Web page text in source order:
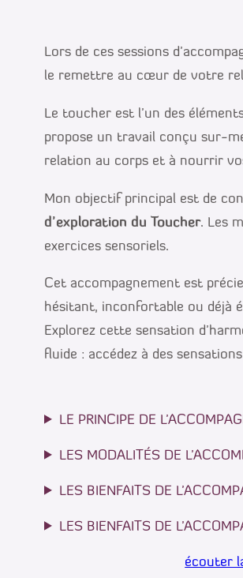
Lors de ces sessions
le remettre au cœur de votre
Le toucher est l’un des
propose un travail conçu sur-
relation au corps et à nourrir
Mon objectif principal est de
d’exploration du Toucher. Les
exercices sensoriels.
Cet accompagnement est
hésitant, inconfortable ou déjà
Explorez cette sensation
fluide : accédez à des
LE PRINCIPE DE
LES MODALITÉS DE
LES BIENFAITS DE
LES BIENFAITS DE
écouter